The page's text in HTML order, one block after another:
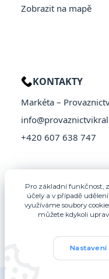
Zobrazit na mapě
KONTAKTY
Markéta –
+420 607 638 747
© 2026 Provaznictví
Pro základní funkčnost,
účely a v případě
využíváme soubory
můžete kdykoli
Nastavení